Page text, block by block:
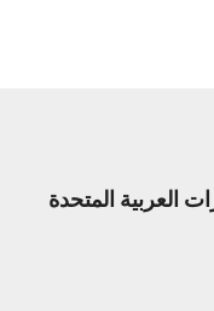
العربية المتحدة